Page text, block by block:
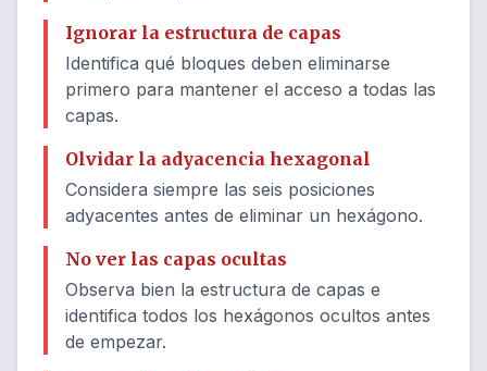
Ignorar la estructura de capas
Identifica qué bloques deben eliminarse
primero para mantener el acceso a todas las
capas.
Olvidar la adyacencia hexagonal
Considera siempre las seis posiciones
adyacentes antes de eliminar un hexágono.
No ver las capas ocultas
Observa bien la estructura de capas e
identifica todos los hexágonos ocultos antes
de empezar.